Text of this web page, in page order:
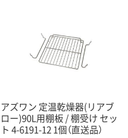
アズワン 定温乾燥器(リアブ
ロー)90L用棚板 / 棚受け セッ
ト 4-6191-12 1個（直送品）